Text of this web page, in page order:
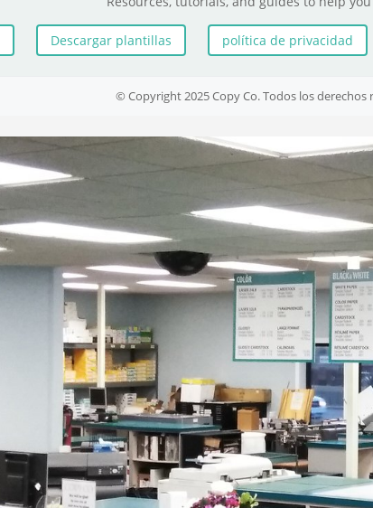
Descargar plantillas política de privacidad
© Copyright 2025 Copy Co. Todos los derechos